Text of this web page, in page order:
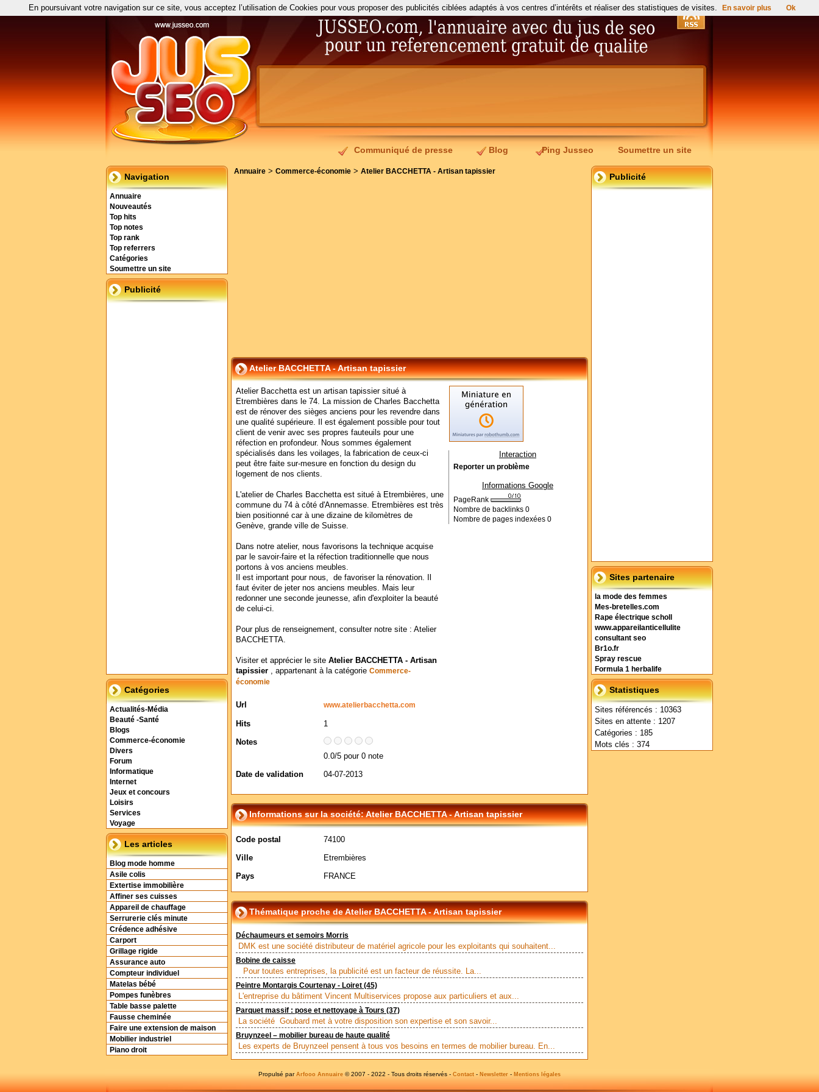
Communiqué de presse Blog Ping Jusseo Soumettre un site
Navigation
Annuaire
Nouveautés
Top hits
Top notes
Top rank
Top referrers
Catégories
Soumettre un site
Publicité
Catégories
Actualités-Média
Beauté -Santé
Blogs
Commerce-économie
Divers
Forum
Informatique
Internet
Jeux et concours
Loisirs
Services
Voyage
Les articles
Blog mode homme
Asile colis
Extertise immobilière
Affiner ses cuisses
Appareil de chauffage
Serrurerie clés minute
Crédence adhésive
Carport
Grillage rigide
Assurance auto
Compteur individuel
Matelas bébé
Pompes funèbres
Table basse palette
Fausse cheminée
Faire une extension de maison
Mobilier industriel
Piano droit
Publicité
Sites partenaire
la mode des femmes
Mes-bretelles.com
Rape électrique scholl
www.appareilanticellulite
consultant seo
Br1o.fr
Spray rescue
Formula 1 herbalife
Statistiques
Sites référencés : 10363
Sites en attente : 1207
Catégories : 185
Mots clés : 374
Annuaire > Commerce-économie > Atelier BACCHETTA - Artisan tapissier
Atelier BACCHETTA - Artisan tapissier
Atelier Bacchetta est un artisan tapissier situé à
Etrembières dans le 74. La mission de Charles Bacchetta
est de rénover des sièges anciens pour les revendre dans
une qualité supérieure. Il est également possible pour tout
client de venir avec ses propres fauteuils pour une
réfection en profondeur. Nous sommes également
spécialisés dans les voilages, la fabrication de ceux-ci
peut être faite sur-mesure en fonction du design du
logement de nos clients.
L'atelier de Charles Bacchetta est situé à Etrembières, une
commune du 74 à côté d'Annemasse. Etrembières est très
bien positionné car à une dizaine de kilomètres de
Genève, grande ville de Suisse.
Dans notre atelier, nous favorisons la technique acquise
par le savoir-faire et la réfection traditionnelle que nous
portons à vos anciens meubles.
Il est important pour nous, de favoriser la rénovation. Il
faut éviter de jeter nos anciens meubles. Mais leur
redonner une seconde jeunesse, afin d'exploiter la beauté
de celui-ci.
Pour plus de renseignement, consulter notre site : Atelier
BACCHETTA.
Visiter et apprécier le site Atelier BACCHETTA - Artisan
tapissier , appartenant à la catégorie Commerce-
économie
Url www.atelierbacchetta.com
Hits
1
Notes
0.0/5 pour 0 note
Date de validation
04-07-2013
Interaction
Reporter un problème
Informations Google
PageRank
Nombre de backlinks 0
Nombre de pages indexées 0
Informations sur la société: Atelier BACCHETTA - Artisan tapissier
Code postal
74100
Ville
Etrembières
Pays
FRANCE
Thématique proche de Atelier BACCHETTA - Artisan tapissier
Déchaumeurs et semoirs Morris
DMK est une société distributeur de matériel agricole pour les exploitants qui souhaitent...
Bobine de caisse
Pour toutes entreprises, la publicité est un facteur de réussite. La...
Peintre Montargis Courtenay - Loiret (45)
L'entreprise du bâtiment Vincent Multiservices propose aux particuliers et aux...
Parquet massif : pose et nettoyage à Tours (37)
La société Goubard met à votre disposition son expertise et son savoir...
Bruynzeel – mobilier bureau de haute qualité
Les experts de Bruynzeel pensent à tous vos besoins en termes de mobilier bureau. En...
Propulsé par Arfooo Annuaire © 2007 - 2022 - Tous droits réservés - Contact - Newsletter - Mentions légales
En poursuivant votre navigation sur ce site, vous acceptez l’utilisation de Cookies pour vous proposer des publicités ciblées adaptés à vos centres d’intérêts et réaliser des statistiques de visites. En savoir plus Ok